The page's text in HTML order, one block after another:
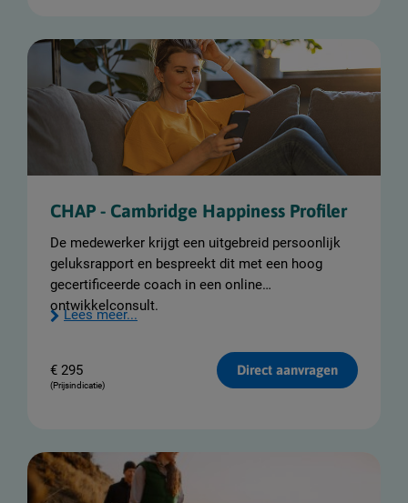
CHAP - Cambridge Happiness Profiler
De medewerker krijgt een uitgebreid persoonlijk
geluksrapport en bespreekt dit met een hoog
gecertificeerde coach in een online
ontwikkelconsult.
Lees meer...
€ 295
(Prijsindicatie)
Direct aanvragen